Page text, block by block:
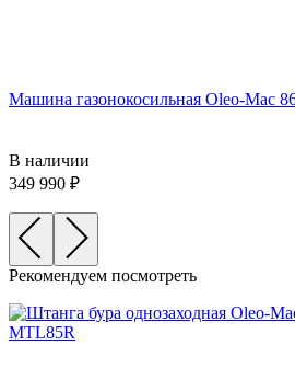
Машина газонокосильная Oleo-Mac
В наличии
349 990
Рекомендуем посмотреть